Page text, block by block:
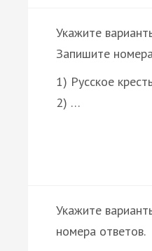
Укажите
Запишите
1) Русское
2) …
Укажите
номера ответов.